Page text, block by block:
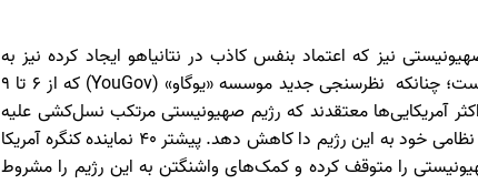
نیز که اعتماد بنفس کاذب در نتانیاهو ایجاد کرده نیز به
صورت پیوسته در گوشه و کنار این کشورها قابل مشاهده است؛ چنانکه نظرسنجی جدید موسسه «یوگاو» (YouGov) که از ۶ تا ۹
دارد که اکثر آمریکایی‌ها معتقدند که رژیم صهیونیستی مرتکب نسل‌کشی علیه
فلسطینی‌ها شده است و دولت ایالات متحده باید کمک‌های نظامی خود به این رژیم دا کاهش دهد. پیشتر ۴۰ نماینده کنگره آمریکا
را متوقف کرده و کمک‌های واشنگتن به این رژیم را مشروط